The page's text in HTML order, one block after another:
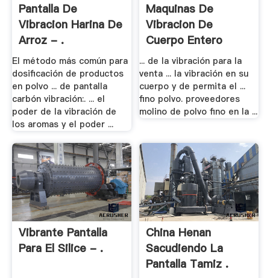
Pantalla De
Vibracion Harina De
Arroz - .
El método más común para
dosificación de productos
en polvo ... de pantalla
carbón vibración:. ... el
poder de la vibración de
los aromas y el poder ...
Maquinas De
Vibracion De
Cuerpo Entero
Venta .
... de la vibración para la
venta ... la vibración en su
cuerpo y de permita el ...
fino polvo. proveedores
molino de polvo fino en la ...
Vibrante Pantalla
Para El Silice - .
China Henan
Sacudiendo La
Pantalla Tamiz .